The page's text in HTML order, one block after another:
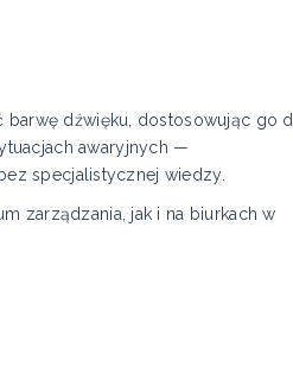
barwę dźwięku, dostosowując go
awaryjnych —
specjalistycznej wiedzy.
zarządzania, jak i na biurkach w